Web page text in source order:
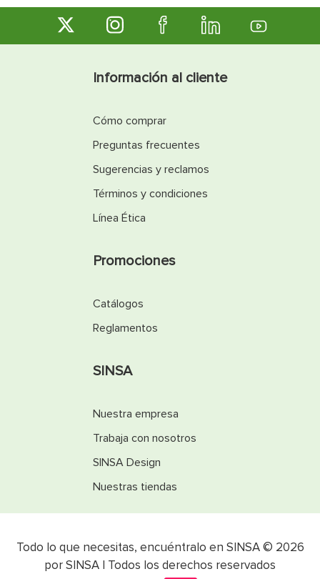
Información al cliente
Cómo comprar
Preguntas frecuentes
Sugerencias y reclamos
Términos y condiciones
Línea Ética
Promociones
Catálogos
Reglamentos
SINSA
Nuestra empresa
Trabaja con nosotros
SINSA Design
Nuestras tiendas
Todo lo que necesitas, encuéntralo en SINSA © 2026
por SINSA | Todos los derechos reservados